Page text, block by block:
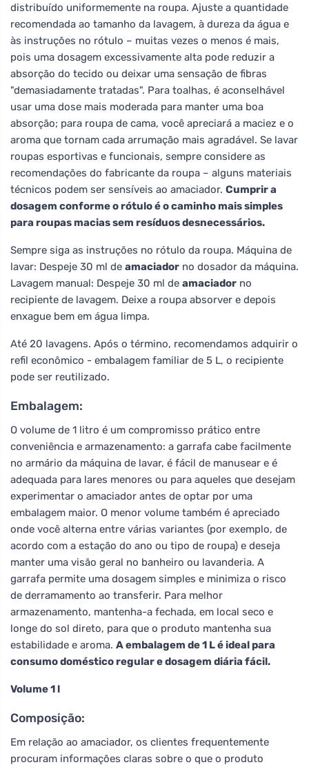
distribuído uniformemente na roupa. Ajuste a quantidade
recomendada ao tamanho da lavagem, à dureza da água e
às instruções no rótulo – muitas vezes o menos é mais,
pois uma dosagem excessivamente alta pode reduzir a
absorção do tecido ou deixar uma sensação de fibras
"demasiadamente tratadas". Para toalhas, é aconselhável
usar uma dose mais moderada para manter uma boa
absorção; para roupa de cama, você apreciará a maciez e o
aroma que tornam cada arrumação mais agradável. Se lavar
roupas esportivas e funcionais, sempre considere as
recomendações do fabricante da roupa – alguns materiais
técnicos podem ser sensíveis ao amaciador. Cumprir a
dosagem conforme o rótulo é o caminho mais simples
para roupas macias sem resíduos desnecessários.
Sempre siga as instruções no rótulo da roupa. Máquina de
lavar: Despeje 30 ml de amaciador no dosador da máquina.
Lavagem manual: Despeje 30 ml de amaciador no
recipiente de lavagem. Deixe a roupa absorver e depois
enxague bem em água limpa.
Até 20 lavagens. Após o término, recomendamos adquirir o
refil econômico - embalagem familiar de 5 L, o recipiente
pode ser reutilizado.
Embalagem:
O volume de 1 litro é um compromisso prático entre
conveniência e armazenamento: a garrafa cabe facilmente
no armário da máquina de lavar, é fácil de manusear e é
adequada para lares menores ou para aqueles que desejam
experimentar o amaciador antes de optar por uma
embalagem maior. O menor volume também é apreciado
onde você alterna entre várias variantes (por exemplo, de
acordo com a estação do ano ou tipo de roupa) e deseja
manter uma visão geral no banheiro ou lavanderia. A
garrafa permite uma dosagem simples e minimiza o risco
de derramamento ao transferir. Para melhor
armazenamento, mantenha-a fechada, em local seco e
longe do sol direto, para que o produto mantenha sua
estabilidade e aroma. A embalagem de 1 L é ideal para
consumo doméstico regular e dosagem diária fácil.
Volume 1 l
Composição:
Em relação ao amaciador, os clientes frequentemente
procuram informações claras sobre o que o produto